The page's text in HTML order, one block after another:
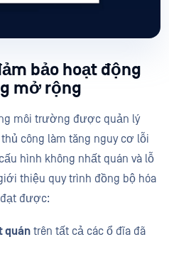
bảo hoạt động
mở rộng
môi trường được quản lý
công làm tăng nguy cơ lỗi
hình không nhất quán và lỗ
thiệu quy trình đồng bộ hóa
được:
quán trên tất cả các ổ đĩa đã